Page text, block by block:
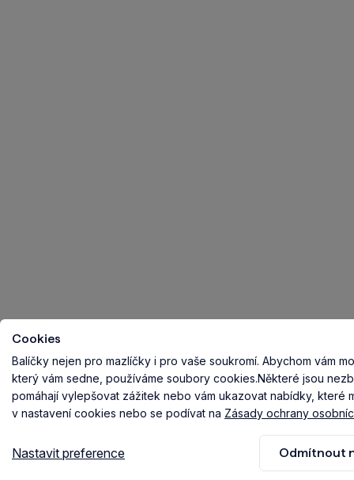
Cookies
Balíčky nejen pro mazlíčky i pro vaše soukromí. Abychom vám
který vám sedne, používáme soubory cookies.Některé jsou
pomáhají vylepšovat zážitek nebo vám ukazovat nabídky, které
v nastavení cookies nebo se podívat na Zásady ochrany
Nastavit preference Odmítnout